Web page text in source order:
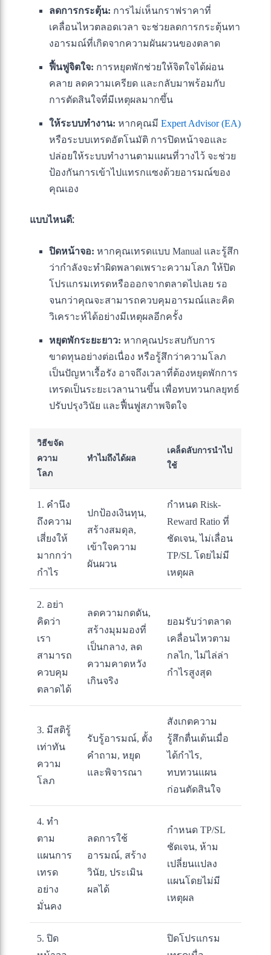
ลดการกระตุ้น: การไม่เห็นกราฟราคาที่
เคลื่อนไหวตลอดเวลา จะช่วยลดการกระตุ้นทา
งอารมณ์ที่เกิดจากความผันผวนของตลาด
ฟื้นฟูจิตใจ: การหยุดพักช่วยให้จิตใจได้ผ่อน
คลาย ลดความเครียด และกลับมาพร้อมกับ
การตัดสินใจที่มีเหตุผลมากขึ้น
ให้ระบบทำงาน: หากคุณมี Expert Advisor (EA)
หรือระบบเทรดอัตโนมัติ การปิดหน้าจอและ
ปล่อยให้ระบบทำงานตามแผนที่วางไว้ จะช่วย
ป้องกันการเข้าไปแทรกแซงด้วยอารมณ์ของ
คุณเอง
แบบไหนดี:
ปิดหน้าจอ: หากคุณเทรดแบบ Manual และรู้สึก
ว่ากำลังจะทำผิดพลาดเพราะความโลภ ให้ปิด
โปรแกรมเทรดหรือออกจากตลาดไปเลย รอ
จนกว่าคุณจะสามารถควบคุมอารมณ์และคิด
วิเคราะห์ได้อย่างมีเหตุผลอีกครั้ง
หยุดพักระยะยาว: หากคุณประสบกับการ
ขาดทุนอย่างต่อเนื่อง หรือรู้สึกว่าความโลภ
เป็นปัญหาเรื้อรัง อาจถึงเวลาที่ต้องหยุดพักการ
เทรดเป็นระยะเวลานานขึ้น เพื่อทบทวนกลยุทธ์
ปรับปรุงวินัย และฟื้นฟูสภาพจิตใจ
วิธีขจัด
ความ
โลภ
ทำไมถึงได้ผล
เคล็ดลับการนำไป
ใช้
1. คำนึง
ถึงความ
เสี่ยงให้
มากกว่า
กำไร
ปกป้องเงินทุน,
สร้างสมดุล,
เข้าใจความ
ผันผวน
กำหนด Risk-
Reward Ratio ที่
ชัดเจน, ไม่เลื่อน
TP/SL โดยไม่มี
เหตุผล
2. อย่า
คิดว่า
เรา
สามารถ
ควบคุม
ตลาดได้
ลดความกดดัน,
สร้างมุมมองที่
เป็นกลาง, ลด
ความคาดหวัง
เกินจริง
ยอมรับว่าตลาด
เคลื่อนไหวตาม
กลไก, ไม่ไล่ล่า
กำไรสูงสุด
3. มีสติรู้
เท่าทัน
ความ
โลภ
รับรู้อารมณ์, ตั้ง
คำถาม, หยุด
และพิจารณา
สังเกตความ
รู้สึกตื่นเต้นเมื่อ
ได้กำไร,
ทบทวนแผน
ก่อนตัดสินใจ
4. ทำ
ตาม
แผนการ
เทรด
อย่าง
มั่นคง
ลดการใช้
อารมณ์, สร้าง
วินัย, ประเมิน
ผลได้
กำหนด TP/SL
ชัดเจน, ห้าม
เปลี่ยนแปลง
แผนโดยไม่มี
เหตุผล
5. ปิด
ปิดโปรแกรม